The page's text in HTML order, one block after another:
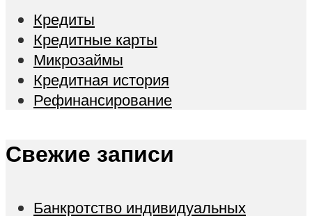
Кредиты
Кредитные карты
Микрозаймы
Кредитная история
Рефинансирование
Свежие записи
Банкротство индивидуальных